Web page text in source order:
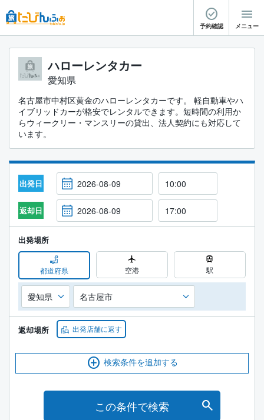
予約確認 メニュー
ハローレンタカー
愛知県
名古屋市中村区黄金のハローレンタカーです。 軽自動車やハ
イブリッドカーが格安でレンタルできます。短時間の利用か
らウィークリー・マンスリーの貸出、法人契約にも対応して
います。
出発日
返却日
出発場所
都道府県 空港 駅
返却場所 出発店舗に返す
検索条件を追加する
この条件で検索